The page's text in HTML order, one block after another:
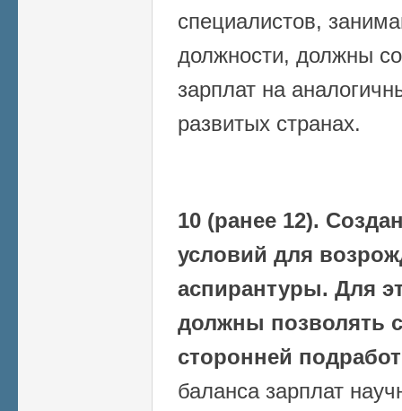
специалистов,
должности, должны
зарплат на
развитых странах.
10 (ранее 12).
условий для
аспирантуры. Для
должны позволять
сторонней
баланса зарплат